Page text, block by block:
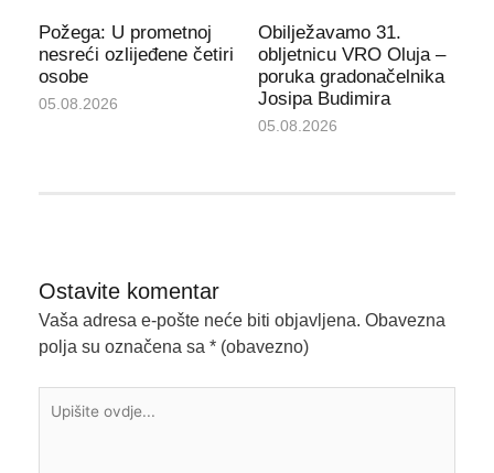
Požega: U prometnoj
nesreći ozlijeđene četiri
osobe
05.08.2026
Obilježavamo 31.
obljetnicu VRO Oluja –
poruka gradonačelnika
Josipa Budimira
05.08.2026
Ostavite komentar
Vaša adresa e-pošte neće biti objavljena. Obavezna
polja su označena sa * (obavezno)
ovdje...